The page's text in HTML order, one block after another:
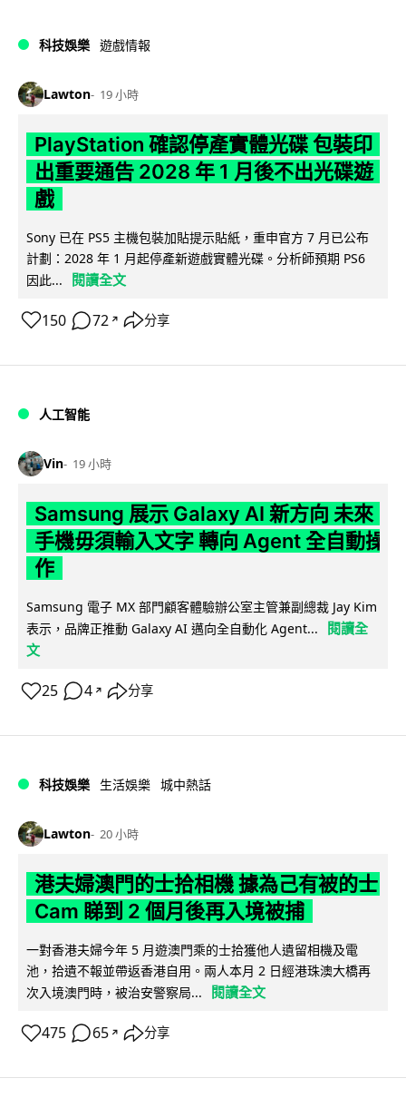
科技娛樂 遊戲情報
Lawton 19 小時
PlayStation 確認停產實體光碟 包裝印
出重要通告 2028 年 1 月後不出光碟遊
戲
Sony 已在 PS5 主機包裝加貼提示貼紙，重申官方 7 月已公布
計劃：2028 年 1 月起停產新遊戲實體光碟。分析師預期 PS6
因此...
閱讀全文
150 72 ↗ 分享
人工智能
Vin 19 小時
Samsung 展示 Galaxy AI 新方向 未來
手機毋須輸入文字 轉向 Agent 全自動操
作
Samsung 電子 MX 部門顧客體驗辦公室主管兼副總裁 Jay Kim
表示，品牌正推動 Galaxy AI 邁向全自動化 Agent...
閱讀全
文
25 4 ↗ 分享
科技娛樂 生活娛樂 城中熱話
Lawton 20 小時
港夫婦澳門的士拾相機 據為己有被的士
Cam 睇到 2 個月後再入境被捕
一對香港夫婦今年 5 月遊澳門乘的士拾獲他人遺留相機及電
池，拾遺不報並帶返香港自用。兩人本月 2 日經港珠澳大橋再
次入境澳門時，被治安警察局...
閱讀全文
475 65 ↗ 分享